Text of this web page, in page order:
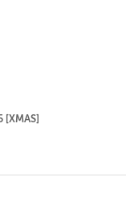
[XMAS]